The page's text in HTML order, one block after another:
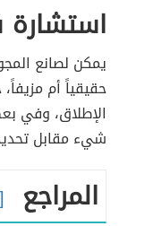
يمكن لصانع
حقيقياً أم
الإطلاق، وفي
شيء مقابل
المراجع